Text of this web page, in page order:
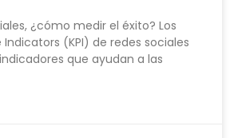
¿cómo medir el éxito? Los
(KPI) de redes sociales
que ayudan a las